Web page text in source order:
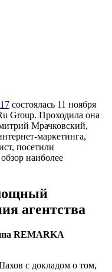
состоялась 11 ноября
Group. Проходила она
Мрачковский,
маркетинга,
посетили
наиболее
агентства
REMARKA
с докладом о том,